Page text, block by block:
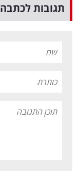
תגובות לכתבה